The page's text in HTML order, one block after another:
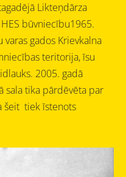
Likteņdārza
būvniecību1965.
varas gados Krievkalna
teritorija, īsu
2005. gadā
sala tika pārdēvēta par
šeit tiek īstenots